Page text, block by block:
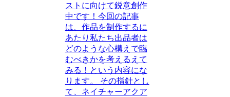
ストに向けて鋭意創作
中です！今回の記事
は、作品を制作するに
あたり私たち出品者は
どのような心構えで臨
むべきかを考えるえて
みる！という内容にな
ります。 その指針とし
て、ネイチャーアクア